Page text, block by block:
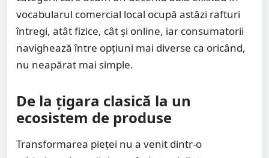
vocabularul comercial local ocupă astăzi rafturi
întregi, atât fizice, cât și online, iar consumatorii
navighează între opțiuni mai diverse ca oricând,
nu neapărat mai simple.
De la țigara clasică la un
ecosistem de produse
Transformarea pieței nu a venit dintr-o